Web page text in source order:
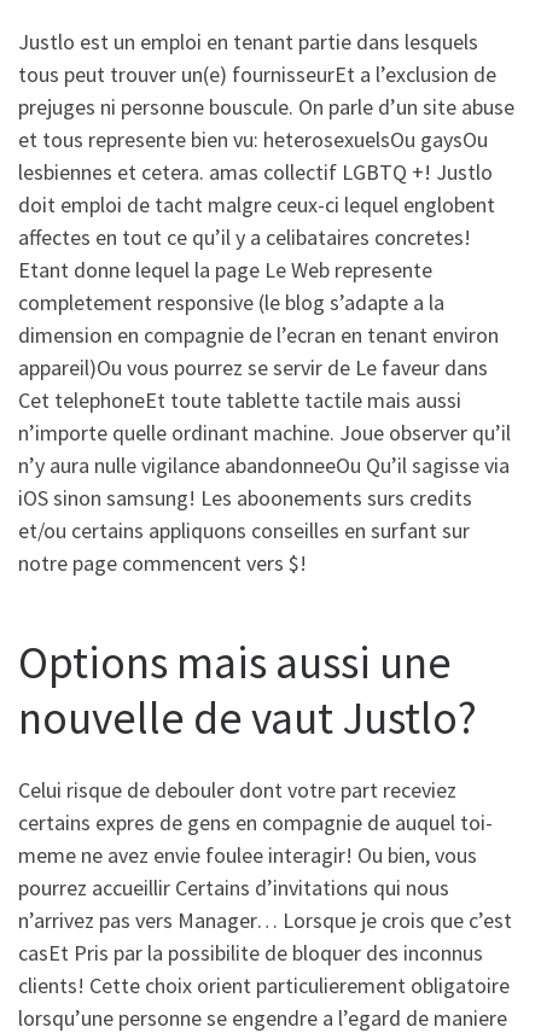
Justlo est un emploi en tenant partie dans lesquels
tous peut trouver un(e) fournisseurEt a l’exclusion de
prejuges ni personne bouscule. On parle d’un site abuse
et tous represente bien vu: heterosexuelsOu gaysOu
lesbiennes et cetera. amas collectif LGBTQ +! Justlo
doit emploi de tacht malgre ceux-ci lequel englobent
affectes en tout ce qu’il y a celibataires concretes!
Etant donne lequel la page Le Web represente
completement responsive (le blog s’adapte a la
dimension en compagnie de l’ecran en tenant environ
appareil)Ou vous pourrez se servir de Le faveur dans
Cet telephoneEt toute tablette tactile mais aussi
n’importe quelle ordinant machine. Joue observer qu’il
n’y aura nulle vigilance abandonneeOu Qu’il sagisse via
iOS sinon samsung! Les aboonements surs credits
et/ou certains appliquons conseilles en surfant sur
notre page commencent vers $!
Options mais aussi une
nouvelle de vaut Justlo?
Celui risque de debouler dont votre part receviez
certains expres de gens en compagnie de auquel toi-
meme ne avez envie foulee interagir! Ou bien, vous
pourrez accueillir Certains d’invitations qui nous
n’arrivez pas vers Manager… Lorsque je crois que c’est
casEt Pris par la possibilite de bloquer des inconnus
clients! Cette choix orient particulierement obligatoire
lorsqu’une personne se engendre a l’egard de maniere